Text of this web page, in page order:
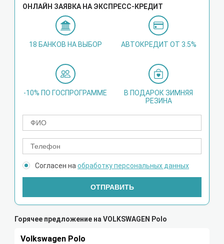
ОНЛАЙН ЗАЯВКА НА ЭКСПРЕСС-КРЕДИТ
18 БАНКОВ НА ВЫБОР АВТОКРЕДИТ ОТ 3.5%
-10% ПО ГОСПРОГРАММЕ
В ПОДАРОК ЗИМНЯЯ
РЕЗИНА
Согласен на обработку персональных данных
ОТПРАВИТЬ
Горячее предложение на VOLKSWAGEN Polo
Volkswagen Polo